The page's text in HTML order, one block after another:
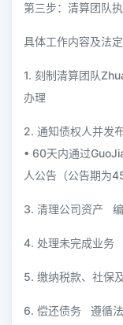
第三步：清算团队
具体工作内容及法
1. 刻制清算团队
办理
2. 通知债权人并发
• 60天内通过
人公告（公告期为
3. 清理公司资产
4. 处理未完成业务
5. 缴纳税款、社保
6. 偿还债务 遵循